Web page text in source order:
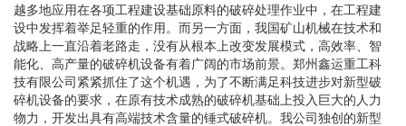
越多地应用在各项工程建设基础原料的破碎处理作业中，在工程建
设中发挥着举足轻重的作用。而另一方面，我国矿山机械在技术和
战略上一直沿着老路走，没有从根本上改变发展模式，高效率、智
能化、高产量的破碎机设备有着广阔的市场前景。郑州鑫运重工科
技有限公司紧紧抓住了这个机遇，为了不断满足科技进步对新型破
碎机设备的要求，在原有技术成熟的破碎机基础上投入巨大的人力
物力，开发出具有高端技术含量的锤式破碎机。我公司独创的新型